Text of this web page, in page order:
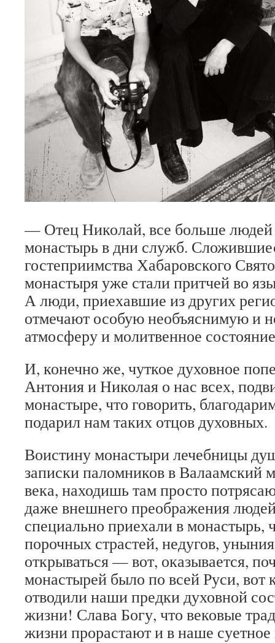
— Отец Николай, все больше
монастырь в дни служб.
гостеприимства Хабаровского
монастыря уже стали притчей во
А люди, приехавшие из других
отмечают особую необъяснимую и
атмосферу и молитвенное
И, конечно же, чуткое духовное
Антония и Николая о нас всех,
монастыре, что говорить,
подарил нам таких отцов духовных.
Воистину монастыри лечебницы
записки паломников в Валаамский
века, находишь там просто
даже внешнего преображения
специально приехали в монастырь,
порочных страстей, недугов,
открываться — вот, оказывается,
монастырей было по всей Руси, вот
отводили наши предки духовной
жизни! Слава Богу, что вековые
жизни прорастают и в наше суетное